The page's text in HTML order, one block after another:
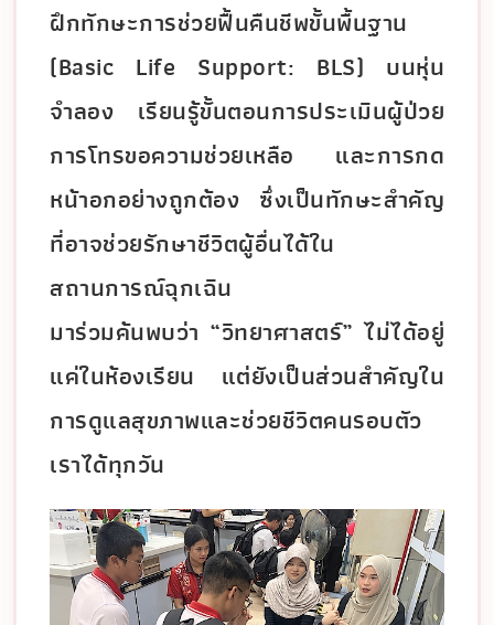
ฝึกทักษะการช่วยฟื้นคืนชีพขั้นพื้นฐาน
(Basic Life Support: BLS) บนหุ่น
จำลอง เรียนรู้ขั้นตอนการประเมินผู้ป่วย
การโทรขอความช่วยเหลือ และการกด
หน้าอกอย่างถูกต้อง ซึ่งเป็นทักษะสำคัญ
ที่อาจช่วยรักษาชีวิตผู้อื่นได้ใน
สถานการณ์ฉุกเฉิน
มาร่วมค้นพบว่า “วิทยาศาสตร์” ไม่ได้อยู่
แค่ในห้องเรียน แต่ยังเป็นส่วนสำคัญใน
การดูแลสุขภาพและช่วยชีวิตคนรอบตัว
เราได้ทุกวัน